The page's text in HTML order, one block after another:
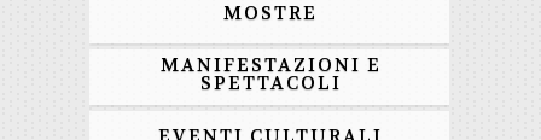
MOSTRE
MANIFESTAZIONI E
SPETTACOLI